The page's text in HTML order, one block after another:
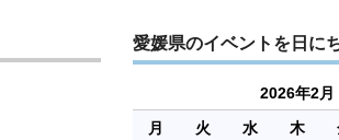
愛媛県のイベントを日に
2026年2月
月
火 水 木